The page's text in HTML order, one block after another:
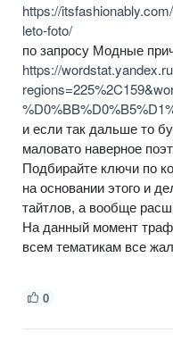
https://
leto-foto/
по запросу Модные
https://
и если так дальше то
маловато наверное
Подбирайте ключи по
на основании этого и
тайтлов, а вообще
На данный момент
всем тематикам все
0